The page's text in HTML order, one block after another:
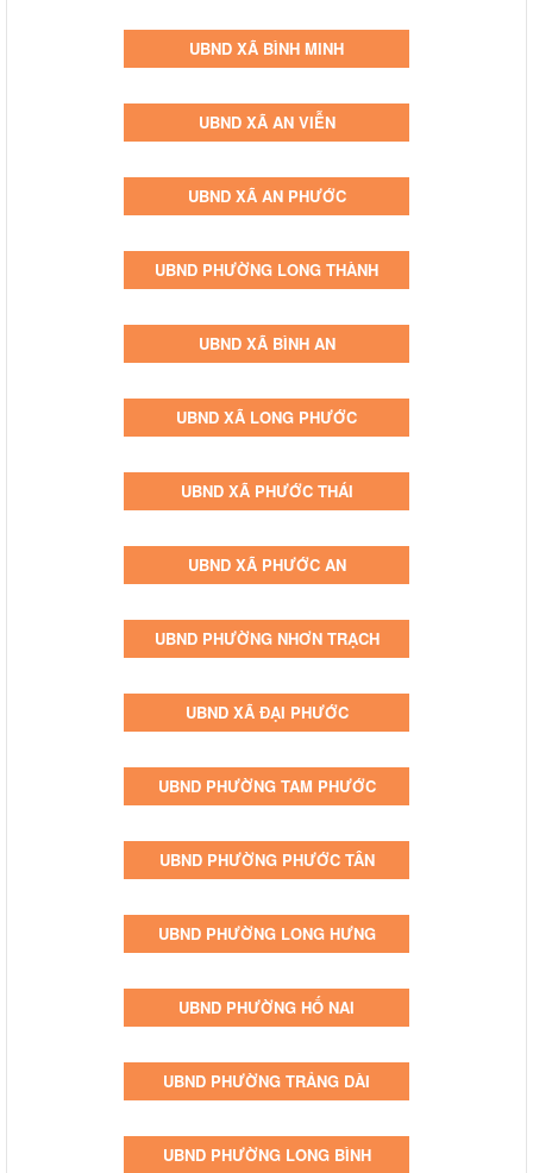
UBND XÃ BÌNH MINH
UBND XÃ AN VIỄN
UBND XÃ AN PHƯỚC
UBND PHƯỜNG LONG THÀNH
UBND XÃ BÌNH AN
UBND XÃ LONG PHƯỚC
UBND XÃ PHƯỚC THÁI
UBND XÃ PHƯỚC AN
UBND PHƯỜNG NHƠN TRẠCH
UBND XÃ ĐẠI PHƯỚC
UBND PHƯỜNG TAM PHƯỚC
UBND PHƯỜNG PHƯỚC TÂN
UBND PHƯỜNG LONG HƯNG
UBND PHƯỜNG HỐ NAI
UBND PHƯỜNG TRẢNG DÀI
UBND PHƯỜNG LONG BÌNH